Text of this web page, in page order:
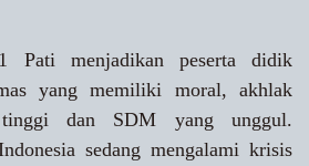
Pati menjadikan peserta didik
yang memiliki moral, akhlak
dan SDM yang unggul.
sedang mengalami krisis